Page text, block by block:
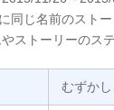
同じ名前のスト
ストーリーのス
むずかし